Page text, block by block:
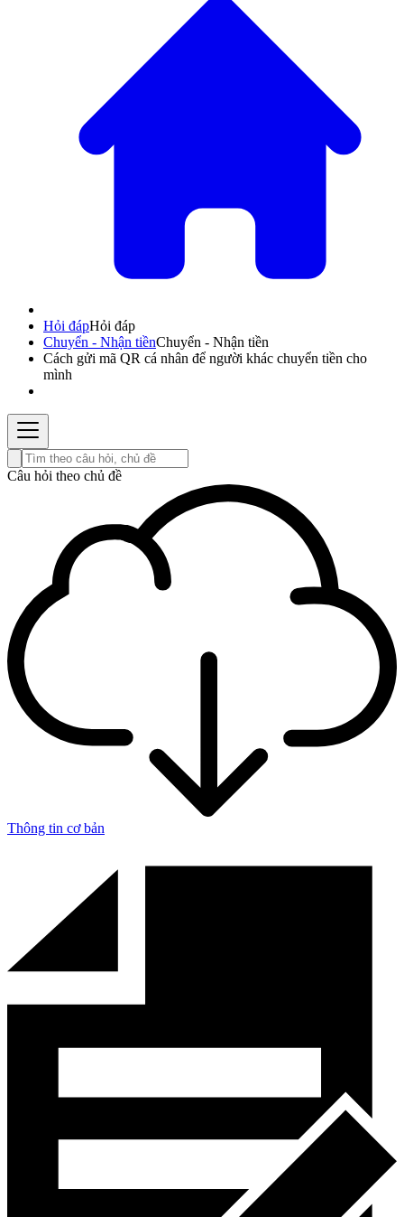
Hỏi đápHỏi đáp
Chuyển - Nhận tiềnChuyển - Nhận tiền
Cách gửi mã QR cá nhân để người khác chuyển tiền cho
mình
Câu hỏi theo chủ đề
Thông tin cơ bản